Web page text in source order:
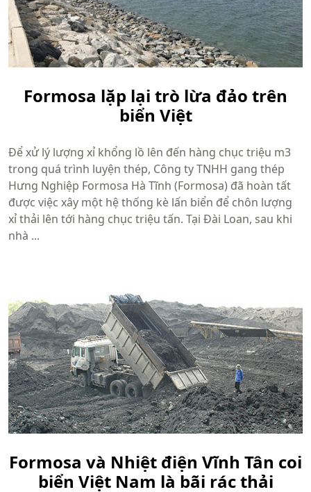
Formosa lặp lại trò lừa đảo trên
biển Việt
Để xử lý lượng xỉ khổng lồ lên đến hàng chục triệu m3
trong quá trình luyện thép, Công ty TNHH gang thép
Hưng Nghiệp Formosa Hà Tĩnh (Formosa) đã hoàn tất
được việc xây một hệ thống kè lấn biển để chôn lượng
xỉ thải lên tới hàng chục triệu tấn. Tại Đài Loan, sau khi
nhà ...
Formosa và Nhiệt điện Vĩnh Tân coi
biển Việt Nam là bãi rác thải